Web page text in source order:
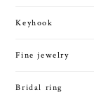
Keyhook
Fine jewelry
Bridal ring